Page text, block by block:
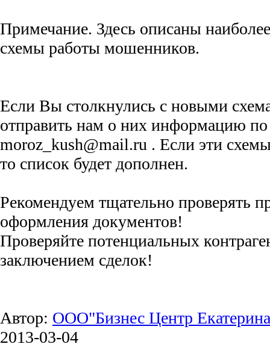
Примечание. Здесь описаны
схемы работы мошенников.
Если Вы столкнулись с новыми
отправить нам о них информацию
moroz_kush@mail.ru . Если эти
то список будет дополнен.
Рекомендуем тщательно проверять
оформления документов!
Проверяйте потенциальных
заключением сделок!
Автор: ООО"Бизнес Центр
2013-03-04